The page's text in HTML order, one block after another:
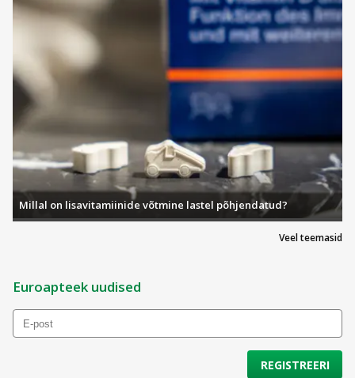
Veel teemasid
Millal on lisavitamiinide võtmine lastel põhjendatud?
Euroapteek uudised
REGISTREERI